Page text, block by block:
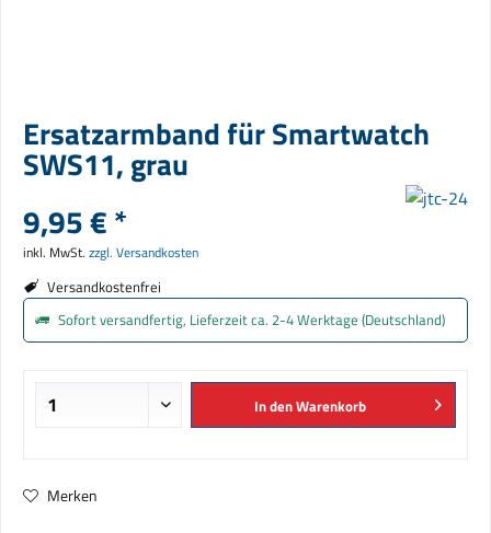
Ersatzarmband für Smartwatch
SWS11, grau
9,95 € *
inkl. MwSt. zzgl. Versandkosten
Versandkostenfrei
Sofort versandfertig, Lieferzeit ca. 2-4 Werktage (Deutschland)
In denWarenkorb
Merken